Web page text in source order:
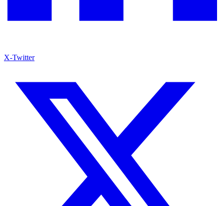
X-Twitter